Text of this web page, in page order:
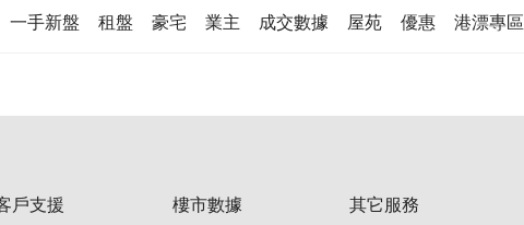
08/2026
2026)
一手新盤 租盤 豪宅 業主 成交數據 屋苑 優惠 港漂專區
戶支援 樓市數據 其它服務